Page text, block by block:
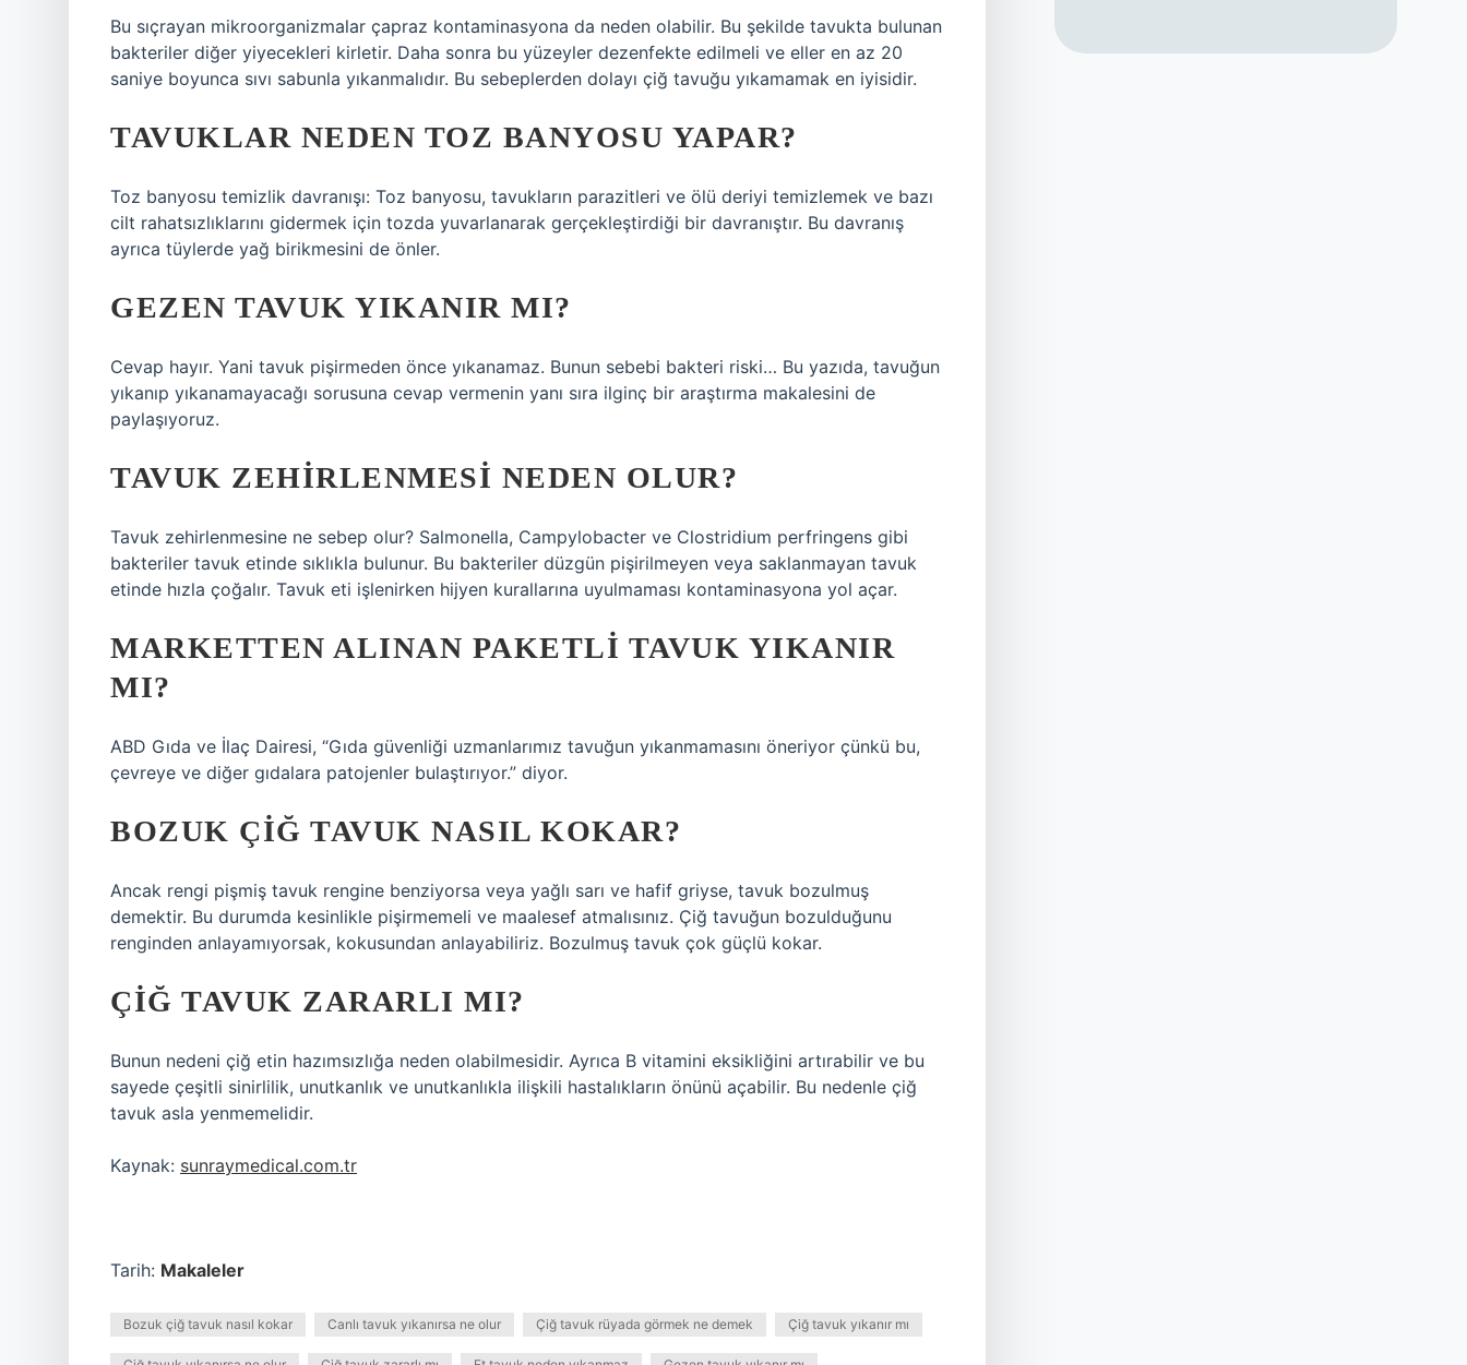
Bu sıçrayan mikroorganizmalar çapraz kontaminasyona da neden olabilir. Bu şekilde tavukta bulunan
bakteriler diğer yiyecekleri kirletir. Daha sonra bu yüzeyler dezenfekte edilmeli ve eller en az 20
saniye boyunca sıvı sabunla yıkanmalıdır. Bu sebeplerden dolayı çiğ tavuğu yıkamamak en iyisidir.
TAVUKLAR NEDEN TOZ BANYOSU YAPAR?
Toz banyosu temizlik davranışı: Toz banyosu, tavukların parazitleri ve ölü deriyi temizlemek ve bazı
cilt rahatsızlıklarını gidermek için tozda yuvarlanarak gerçekleştirdiği bir davranıştır. Bu davranış
ayrıca tüylerde yağ birikmesini de önler.
GEZEN TAVUK YIKANIR MI?
Cevap hayır. Yani tavuk pişirmeden önce yıkanamaz. Bunun sebebi bakteri riski… Bu yazıda, tavuğun
yıkanıp yıkanamayacağı sorusuna cevap vermenin yanı sıra ilginç bir araştırma makalesini de
paylaşıyoruz.
TAVUK ZEHIRLENMESI NEDEN OLUR?
Tavuk zehirlenmesine ne sebep olur? Salmonella, Campylobacter ve Clostridium perfringens gibi
bakteriler tavuk etinde sıklıkla bulunur. Bu bakteriler düzgün pişirilmeyen veya saklanmayan tavuk
etinde hızla çoğalır. Tavuk eti işlenirken hijyen kurallarına uyulmaması kontaminasyona yol açar.
MARKETTEN ALINAN PAKETLI TAVUK YIKANIR
MI?
ABD Gıda ve İlaç Dairesi, “Gıda güvenliği uzmanlarımız tavuğun yıkanmamasını öneriyor çünkü bu,
çevreye ve diğer gıdalara patojenler bulaştırıyor.” diyor.
BOZUK ÇIĞ TAVUK NASIL KOKAR?
Ancak rengi pişmiş tavuk rengine benziyorsa veya yağlı sarı ve hafif griyse, tavuk bozulmuş
demektir. Bu durumda kesinlikle pişirmemeli ve maalesef atmalısınız. Çiğ tavuğun bozulduğunu
renginden anlayamıyorsak, kokusundan anlayabiliriz. Bozulmuş tavuk çok güçlü kokar.
ÇIĞ TAVUK ZARARLI MI?
Bunun nedeni çiğ etin hazımsızlığa neden olabilmesidir. Ayrıca B vitamini eksikliğini artırabilir ve bu
sayede çeşitli sinirlilik, unutkanlık ve unutkanlıkla ilişkili hastalıkların önünü açabilir. Bu nedenle çiğ
tavuk asla yenmemelidir.
Kaynak: sunraymedical.com.tr
Tarih: Makaleler
Bozuk çiğ tavuk nasıl kokar Canlı tavuk yıkanırsa ne olur Çiğ tavuk rüyada görmek ne demek Çiğ tavuk yıkanır mı